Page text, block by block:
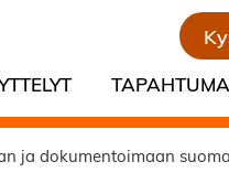
ja dokumentoimaan